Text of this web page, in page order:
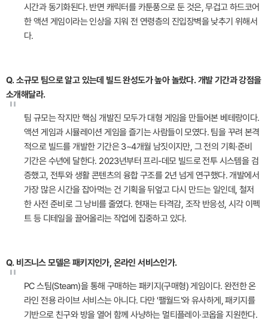
시간과 동기화된다. 반면 캐릭터를 카툰풍으로 둔 것은, 무겁고 하드코어
한 액션 게임이라는 인상을 지워 전 연령층의 진입장벽을 낮추기 위해서
다.
Q. 소규모 팀으로 알고 있는데 빌드 완성도가 높아 놀랐다. 개발 기간과 강점을
소개해달라.
"
팀 규모는 작지만 핵심 개발진 모두가 대형 게임을 만들어본 베테랑이다.
액션 게임과 시뮬레이션 게임을 즐기는 사람들이 모였다. 팀을 꾸려 본격
적으로 빌드를 개발한 기간은 3~4개월 남짓이지만, 그 전의 기획·준비
기간은 수년에 달한다. 2023년부터 프리-데모 빌드로 전투 시스템을 검
증했고, 전투와 생활 콘텐츠의 융합 구조를 2년 넘게 연구했다. 개발에서
가장 많은 시간을 잡아먹는 건 기획을 뒤엎고 다시 만드는 일인데, 철저
한 사전 준비로 그 낭비를 줄였다. 현재는 타격감, 조작 반응성, 시각 이펙
트 등 디테일을 끌어올리는 작업에 집중하고 있다.
Q. 비즈니스 모델은 패키지인가, 온라인 서비스인가.
"
PC 스팀(Steam)을 통해 구매하는 패키지(구매형) 게임이다. 완전한 온
라인 전용 라이브 서비스는 아니다. 다만 '팰월드'와 유사하게, 패키지를
기반으로 친구와 방을 열어 함께 사냥하는 멀티플레이·코옵을 지원한다.